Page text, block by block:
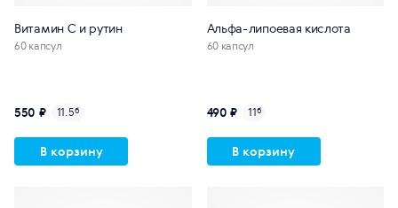
Витамин С и рутин
60 капсул
550 ₽ 11.5б
В корзину
Альфа-липоевая кислота
60 капсул
490 ₽ 11б
В корзину